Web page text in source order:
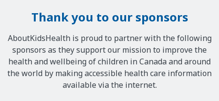
Thank you to our sponsors
AboutKidsHealth is proud to partner with the following
sponsors as they support our mission to improve the
health and wellbeing of children in Canada and around
the world by making accessible health care information
available via the internet.